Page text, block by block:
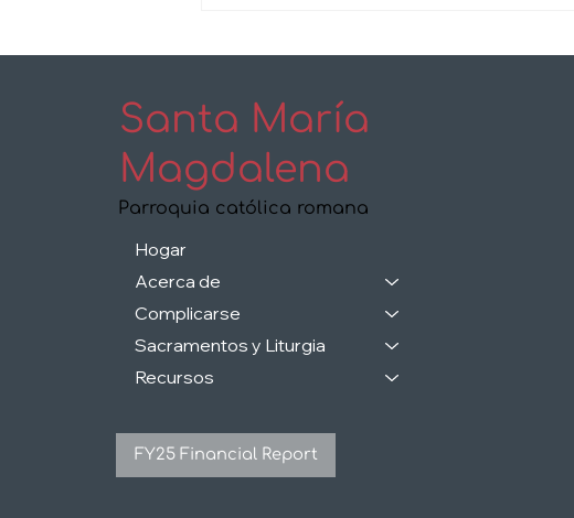
Santa María
Magdalena
Parroquia católica romana
Hogar
Acerca de
Complicarse
Sacramentos y Liturgia
Recursos
FY25 Financial Report